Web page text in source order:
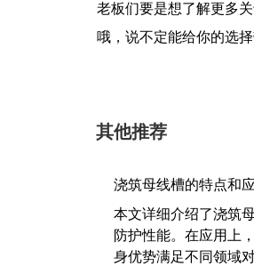
老板们要是想了解更多
哦，说不定能给你的选
其他推荐
浇筑母线槽的特点和
本文详细介绍了浇筑
防护性能。在应用上
身优势满足不同领域